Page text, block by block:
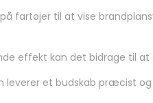
fartøjer til at vise
effekt kan det bidrage til
leverer et budskab præcist